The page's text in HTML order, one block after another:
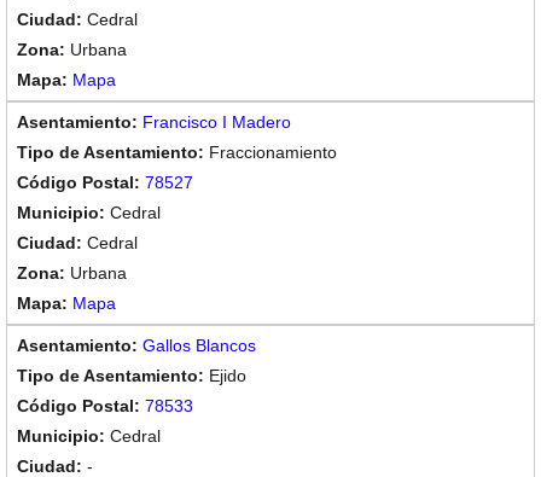
Cedral
Urbana
Mapa
Francisco I Madero
Fraccionamiento
78527
Cedral
Cedral
Urbana
Mapa
Gallos Blancos
Ejido
78533
Cedral
-